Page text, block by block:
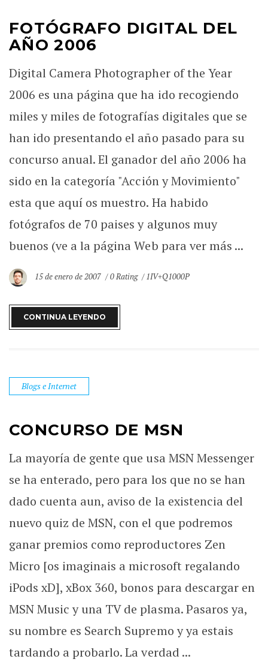
FOTÓGRAFO DIGITAL DEL
AÑO 2006
Digital Camera Photographer of the Year
2006 es una página que ha ido recogiendo
miles y miles de fotografías digitales que se
han ido presentando el año pasado para su
concurso anual. El ganador del año 2006 ha
sido en la categoría "Acción y Movimiento"
esta que aquí os muestro. Ha habido
fotógrafos de 70 paises y algunos muy
buenos (ve a la página Web para ver más ...
15 de enero de 2007 0 Rating 1IV+Q1000P
CONTINUA LEYENDO
Blogs e Internet
CONCURSO DE MSN
La mayoría de gente que usa MSN Messenger
se ha enterado, pero para los que no se han
dado cuenta aun, aviso de la existencia del
nuevo quiz de MSN, con el que podremos
ganar premios como reproductores Zen
Micro [os imaginais a microsoft regalando
iPods xD], xBox 360, bonos para descargar en
MSN Music y una TV de plasma. Pasaros ya,
su nombre es Search Supremo y ya estais
tardando a probarlo. La verdad ...